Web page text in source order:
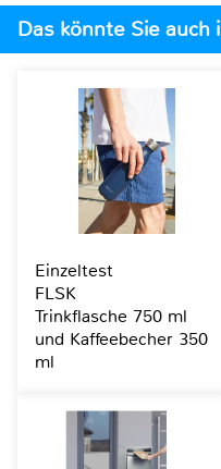
Das könnte Sie
Einzeltest
FLSK
Trinkflasche 750 ml
und Kaffeebecher 350
ml